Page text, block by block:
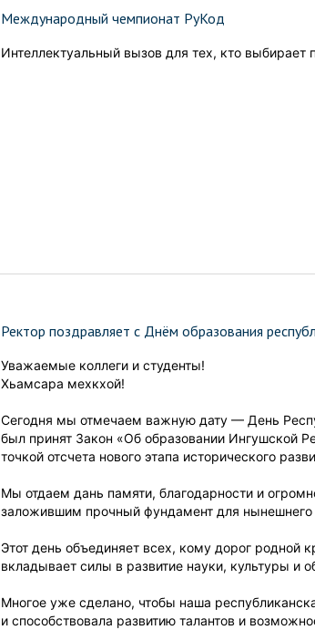
Международный чемпионат РуКод
Интеллектуальный вызов для тех, кто выбирает
Ректор поздравляет с Днём образования
Уважаемые коллеги и студенты!
Хьамсара мехкхой!
Сегодня мы отмечаем важную дату — День
был принят Закон «Об образовании Ингушской
точкой отсчета нового этапа исторического
Мы отдаем дань памяти, благодарности и
заложившим прочный фундамент для нынешнего
Этот день объединяет всех, кому дорог родной
вкладывает силы в развитие науки, культуры и
Многое уже сделано, чтобы наша
и способствовала развитию талантов и